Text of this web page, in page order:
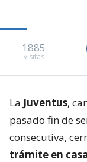
1885
visitas
La Juventus,
pasado fin de
consecutiva,
trámite en